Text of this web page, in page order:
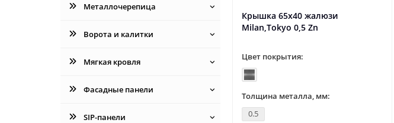
Металлочерепица
Ворота и калитки
Мягкая кровля
Фасадные панели
SIP-панели
Крышка 65х40 жалюзи
Milan,Tokyo 0,5 Zn
Цвет покрытия:
Толщина металла, мм:
0.5